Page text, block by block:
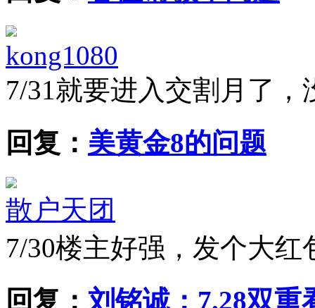
kong1080
7/31 就要进入交割月了，
回复： 美黄金8的问题
散户天团
7/30楼主好强，发个大红
回复： 刘铭诚：7.28双